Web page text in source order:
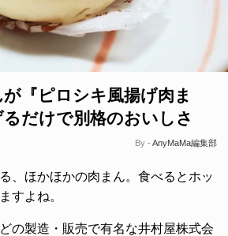
『ピロシキ風揚げ肉ま
だけで別格のおいしさ
By - AnyMaMa編集部
、ほかほかの肉まん。食べるとホッ
すよね。
の製造・販売で有名な井村屋株式会